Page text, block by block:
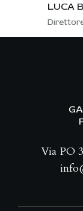
LUCA
Via PO